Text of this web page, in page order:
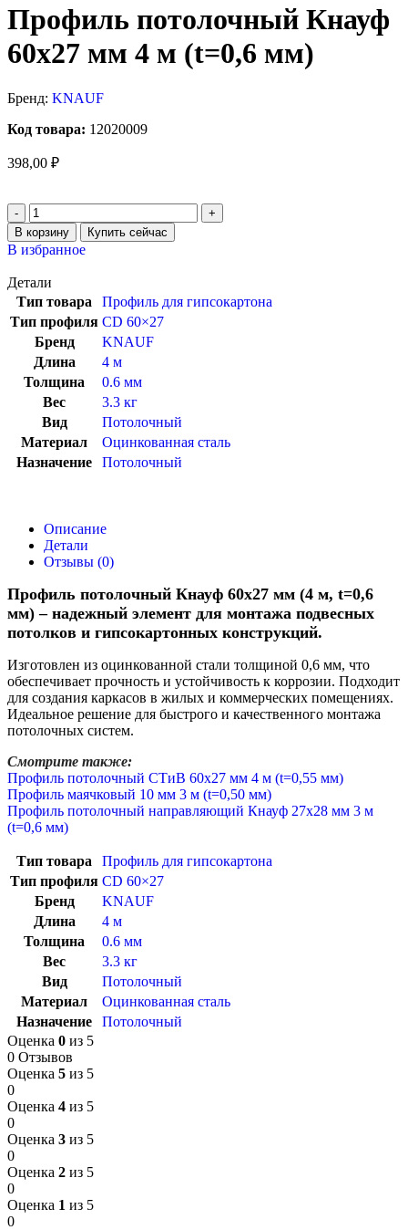
Профиль потолочный Кнауф
60х27 мм 4 м (t=0,6 мм)
Бренд: KNAUF
Код товара: 12020009
398,00 ₽
В корзину Купить сейчас
В избранное
Детали
Тип товара
Профиль для гипсокартона
Тип профиля CD 60×27
Бренд
KNAUF
Длина
4 м
Толщина
0.6 мм
Вес
3.3 кг
Вид
Потолочный
Материал
Оцинкованная сталь
Назначение
Потолочный
Описание
Детали
Отзывы (0)
Профиль потолочный Кнауф 60х27 мм (4 м, t=0,6
мм) – надежный элемент для монтажа подвесных
потолков и гипсокартонных конструкций.
Изготовлен из оцинкованной стали толщиной 0,6 мм, что
обеспечивает прочность и устойчивость к коррозии. Подходит
для создания каркасов в жилых и коммерческих помещениях.
Идеальное решение для быстрого и качественного монтажа
потолочных систем.
Смотрите также:
Профиль потолочный СТиВ 60х27 мм 4 м (t=0,55 мм)
Профиль маячковый 10 мм 3 м (t=0,50 мм)
Профиль потолочный направляющий Кнауф 27х28 мм 3 м
(t=0,6 мм)
Тип товара
Профиль для гипсокартона
Тип профиля CD 60×27
Бренд
KNAUF
Длина
4 м
Толщина
0.6 мм
Вес
3.3 кг
Вид
Потолочный
Материал
Оцинкованная сталь
Назначение
Потолочный
Оценка 0 из 5
0 Отзывов
Оценка 5 из 5
0
Оценка 4 из 5
0
Оценка 3 из 5
0
Оценка 2 из 5
0
Оценка 1 из 5
0